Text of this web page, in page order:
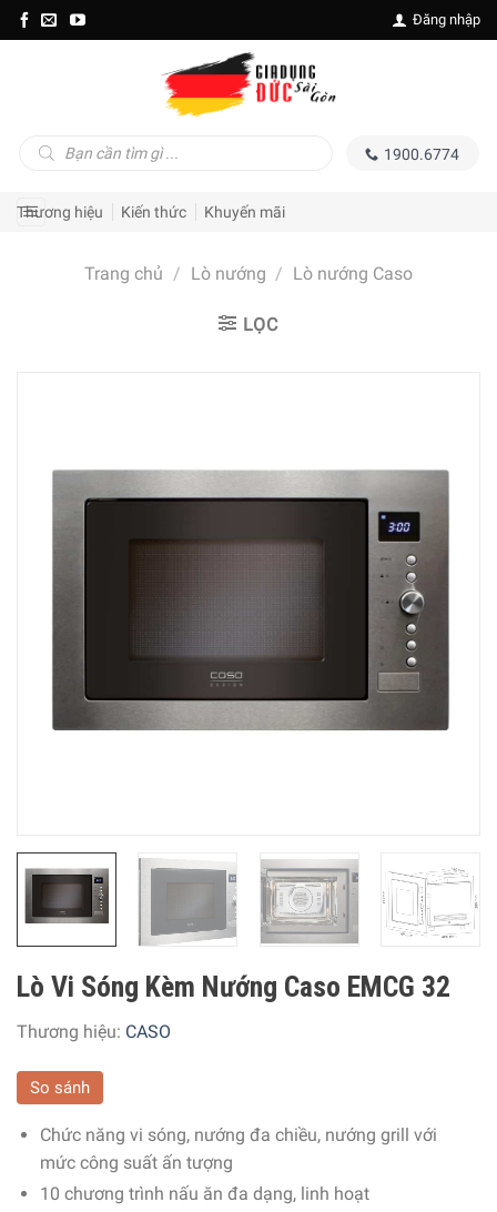
Skip
to
Đăng nhập
kiếm
1900.6774
Thương hiệu Kiến thức Khuyến mãi
Trang chủ / Lò nướng / Lò nướng Caso
LỌC
Lò Vi Sóng Kèm Nướng Caso EMCG 32
Thương hiệu: CASO
So sánh
Chức năng vi sóng, nướng đa chiều, nướng grill với
mức công suất ấn tượng
10 chương trình nấu ăn đa dạng, linh hoạt